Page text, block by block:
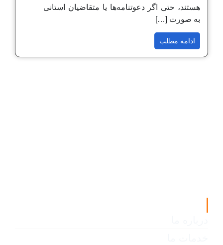
هستند، حتی اگر دعوتنامه‌ها یا متقاضیان استانی
به صورت […]
ادامه مطلب